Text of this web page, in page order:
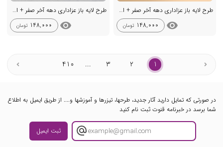
طرح لایه باز عزاداری دهه آخر صفر + استوری
visibility
148,000 تومان
طرح لایه باز عزاداری دهه آخر صفر + استوری
visibility
148,000 تومان
1
2
3
...
410
در صورتی که تمایل دارید آثار جدید، طرحها، تیزرها و آموزشها و.... از طریق ایمیل به اطلاع
شما برسد در خبرنامه قنوت ثبت نام کنید
ثبت ایمیل